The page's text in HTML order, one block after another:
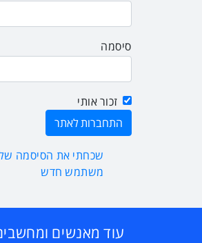
סיסמה
זכור אותי
שכחתי את הסיסמה
משתמש חדש
עוד מאנשים